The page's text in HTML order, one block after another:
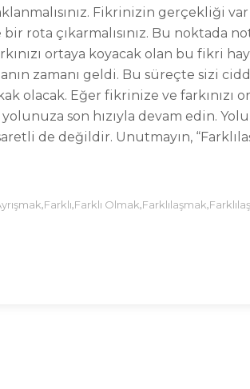
Fikrinizin gerçekliği
rota çıkarmalısınız. Bu noktada
ortaya koyacak olan bu fikri
zamanı geldi. Bu süreçte sizi
Eğer fikrinize ve farkınızı
son hızıyla devam edin.
de değildir. Unutmayın,
,Farklı,Farklı Olmak,Farklılaşmak,